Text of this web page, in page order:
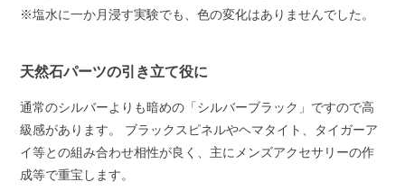
※塩水に一か月浸す実験でも、色の変化はありませんでした。
天然石パーツの引き立て役に
通常のシルバーよりも暗めの「シルバーブラック」ですので高
級感があります。 ブラックスピネルやヘマタイト、タイガーア
イ等との組み合わせ相性が良く、主にメンズアクセサリーの作
成等で重宝します。